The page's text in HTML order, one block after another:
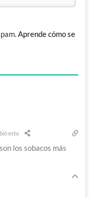
Aprende cómo se
esto
los sobacos más